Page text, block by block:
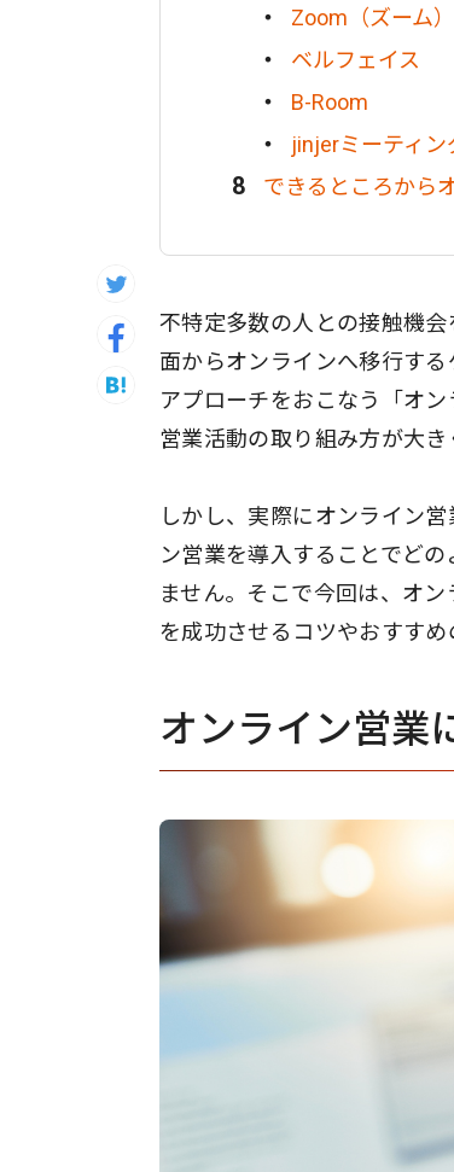
Zoom（ズーム）
ベルフェイス
B-Room
jinjerミーティン
できるところから
不特定多数の人との接触機
面からオンラインへ移行す
アプローチをおこなう「オ
営業活動の取り組み方が大き
しかし、実際にオンライン
ン営業を導入することでど
ません。そこで今回は、オ
を成功させるコツやおすすめ
オンライン営業